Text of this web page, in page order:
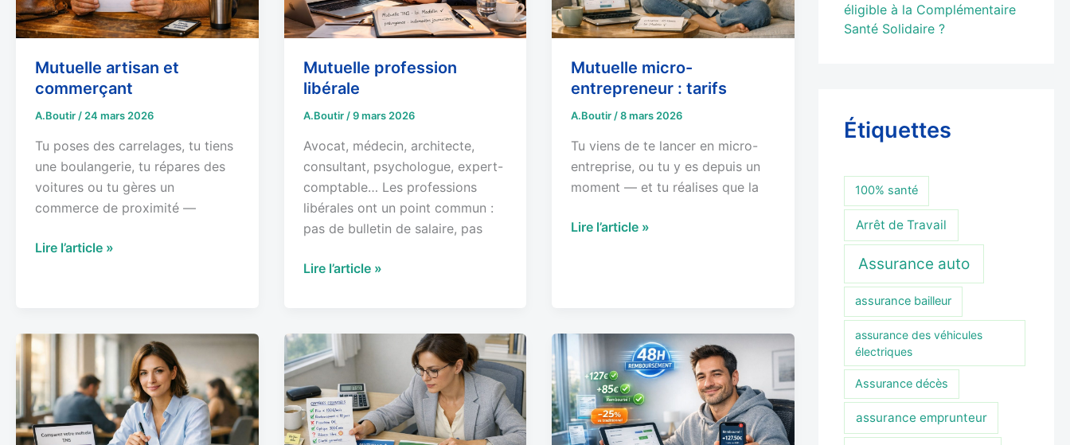
Mutuelle artisan et
commerçant
A.Boutir/24 mars 2026
Tu poses des carrelages, tu tiens
une boulangerie, tu répares des
voitures ou tu gères un
commerce de proximité —
Lire l’article »
Mutuelle profession
libérale
A.Boutir/9 mars 2026
Avocat, médecin, architecte,
consultant, psychologue, expert-
comptable… Les professions
libérales ont un point commun :
pas de bulletin de salaire, pas
Lire l’article »
Mutuelle micro-
entrepreneur : tarifs
A.Boutir/8 mars 2026
Tu viens de te lancer en micro-
entreprise, ou tu y es depuis un
moment — et tu réalises que la
Lire l’article »
Mutuelle
Auto-
Entrepreneur
:
Guide
Critères
pour
choisir
sa
mutuelle
Mutuelle
en
ligne
:
éligible à la Complémentaire
Santé Solidaire ?
Étiquettes
100% santé
Arrêt de Travail
Assurance auto
assurance bailleur
assurance des véhicules
électriques
Assurance décès
assurance emprunteur